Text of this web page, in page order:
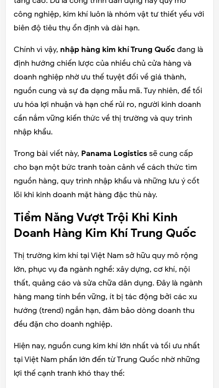
công nghiệp, kim khí luôn là nhóm vật tư thiết yếu với
biên độ tiêu thụ ổn định và dài hạn.
Chính vì vậy, nhập hàng kim khí Trung Quốc đang là
định hướng chiến lược của nhiều chủ cửa hàng và
doanh nghiệp nhờ ưu thế tuyệt đối về giá thành,
nguồn cung và sự đa dạng mẫu mã. Tuy nhiên, để tối
ưu hóa lợi nhuận và hạn chế rủi ro, người kinh doanh
cần nắm vững kiến thức về thị trường và quy trình
nhập khẩu.
Trong bài viết này, Panama Logistics sẽ cung cấp
cho bạn một bức tranh toàn cảnh về cách thức tìm
nguồn hàng, quy trình nhập khẩu và những lưu ý cốt
lõi khi kinh doanh mặt hàng đặc thù này.
Tiềm Năng Vượt Trội Khi Kinh
Doanh Hàng Kim Khí Trung Quốc
Thị trường kim khí tại Việt Nam sở hữu quy mô rộng
lớn, phục vụ đa ngành nghề: xây dựng, cơ khí, nội
thất, quảng cáo và sửa chữa dân dụng. Đây là ngành
hàng mang tính bền vững, ít bị tác động bởi các xu
hướng (trend) ngắn hạn, đảm bảo dòng doanh thu
đều đặn cho doanh nghiệp.
Hiện nay, nguồn cung kim khí lớn nhất và tối ưu nhất
tại Việt Nam phần lớn đến từ Trung Quốc nhờ những
lợi thế cạnh tranh khó thay thế: